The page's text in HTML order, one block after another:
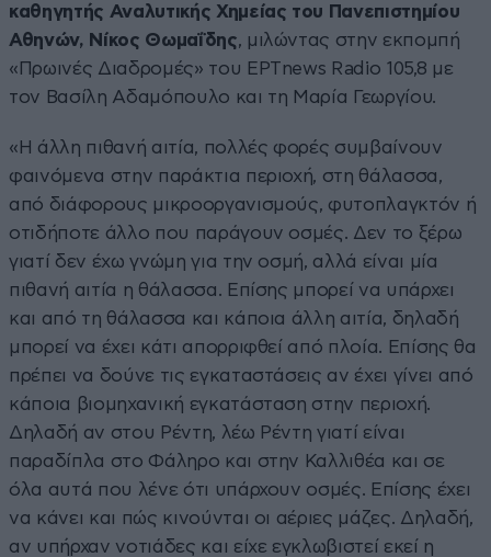
καθηγητής Αναλυτικής Χημείας του Πανεπιστημίου
Αθηνών, Νίκος Θωμαΐδης, μιλώντας στην εκπομπή
«Πρωινές Διαδρομές» του ΕΡΤnews Radio 105,8 με
τον Βασίλη Αδαμόπουλο και τη Μαρία Γεωργίου.
«Η άλλη πιθανή αιτία, πολλές φορές συμβαίνουν
φαινόμενα στην παράκτια περιοχή, στη θάλασσα,
από διάφορους μικροοργανισμούς, φυτοπλαγκτόν ή
οτιδήποτε άλλο που παράγουν οσμές. Δεν το ξέρω
γιατί δεν έχω γνώμη για την οσμή, αλλά είναι μία
πιθανή αιτία η θάλασσα. Επίσης μπορεί να υπάρχει
και από τη θάλασσα και κάποια άλλη αιτία, δηλαδή
μπορεί να έχει κάτι απορριφθεί από πλοία. Επίσης θα
πρέπει να δούνε τις εγκαταστάσεις αν έχει γίνει από
κάποια βιομηχανική εγκατάσταση στην περιοχή.
Δηλαδή αν στου Ρέντη, λέω Ρέντη γιατί είναι
παραδίπλα στο Φάληρο και στην Καλλιθέα και σε
όλα αυτά που λένε ότι υπάρχουν οσμές. Επίσης έχει
να κάνει και πώς κινούνται οι αέριες μάζες. Δηλαδή,
αν υπήρχαν νοτιάδες και είχε εγκλωβιστεί εκεί η